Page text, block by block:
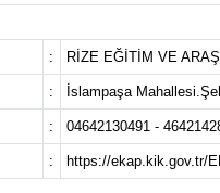
: RİZE EĞİTİM VE
: İslampaşa
: 04642130491 -
: https://ekap.kik.gov.tr/